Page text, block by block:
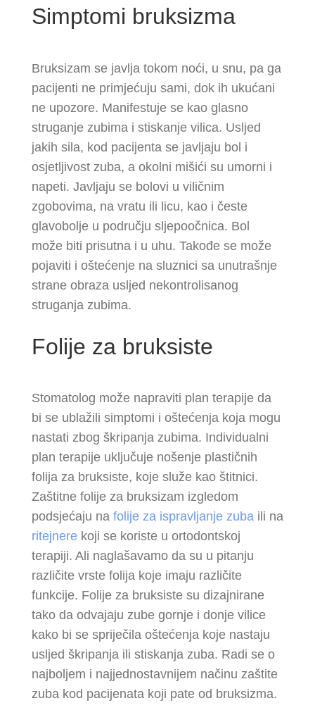
Simptomi bruksizma
Bruksizam se javlja tokom noći, u snu, pa ga
pacijenti ne primjećuju sami, dok ih ukućani
ne upozore. Manifestuje se kao glasno
struganje zubima i stiskanje vilica. Usljed
jakih sila, kod pacijenta se javljaju bol i
osjetljivost zuba, a okolni mišići su umorni i
napeti. Javljaju se bolovi u viličnim
zgobovima, na vratu ili licu, kao i česte
glavobolje u području sljepoočnica. Bol
može biti prisutna i u uhu. Takođe se može
pojaviti i oštećenje na sluznici sa unutrašnje
strane obraza usljed nekontrolisanog
struganja zubima.
Folije za bruksiste
Stomatolog može napraviti plan terapije da
bi se ublažili simptomi i oštećenja koja mogu
nastati zbog škripanja zubima. Individualni
plan terapije uključuje nošenje plastičnih
folija za bruksiste, koje služe kao štitnici.
Zaštitne folije za bruksizam izgledom
podsjećaju na folije za ispravljanje zuba ili na
ritejnerekoji se koriste u ortodontskoj
terapiji. Ali naglašavamo da su u pitanju
različite vrste folija koje imaju različite
funkcije. Folije za bruksiste su dizajnirane
tako da odvajaju zube gornje i donje vilice
kako bi se spriječila oštećenja koje nastaju
usljed škripanja ili stiskanja zuba. Radi se o
najboljem i najjednostavnijem načinu zaštite
zuba kod pacijenata koji pate od bruksizma.